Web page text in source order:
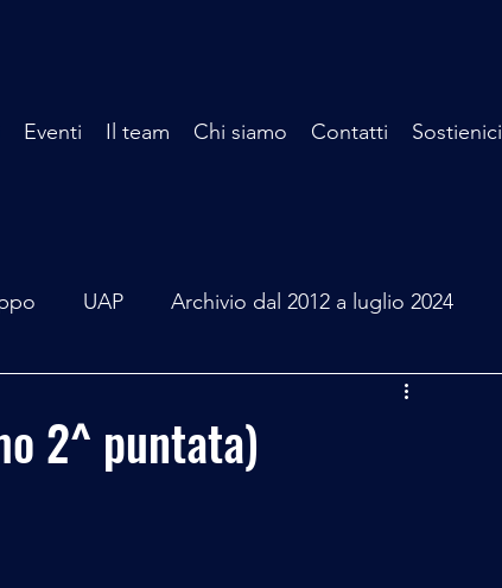
Eventi Il team Chi siamo Contatti Sostienici
UAP Archivio dal 2012 a luglio 2024
2^ puntata)